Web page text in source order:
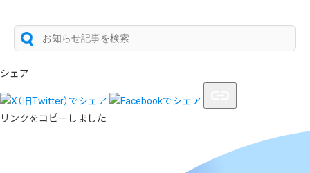
シェア
リンクをコピーしました